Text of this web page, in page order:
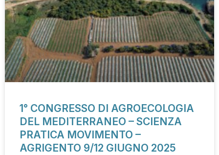
1° CONGRESSO DI AGROECOLOGIA
DEL MEDITERRANEO – SCIENZA
PRATICA MOVIMENTO –
AGRIGENTO 9/12 GIUGNO 2025